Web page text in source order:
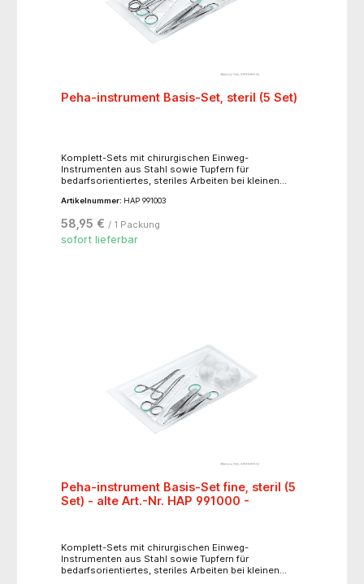
Peha-instrument Basis-Set, steril (5 Set)
Komplett-Sets mit chirurgischen Einweg-
Instrumenten aus Stahl sowie Tupfern für
bedarfsorientiertes, steriles Arbeiten bei kleinen
gebogen stumpf/stumpf, 15,5 cm- 1 Kocher-Klemme
anatomisch gerade, 14 cm- 1 Standard Pinzette
chirurgisch gerade, 14 cm- 1 Mayo-Hegar
Artikelnummer: HAP 991003
58,95 € / 1 Packung
sofort lieferbar
Peha-instrument Basis-Set fine, steril (5
Set) - alte Art.-Nr. HAP 991000 -
Komplett-Sets mit chirurgischen Einweg-
Instrumenten aus Stahl sowie Tupfern für
bedarfsorientiertes, steriles Arbeiten bei kleinen